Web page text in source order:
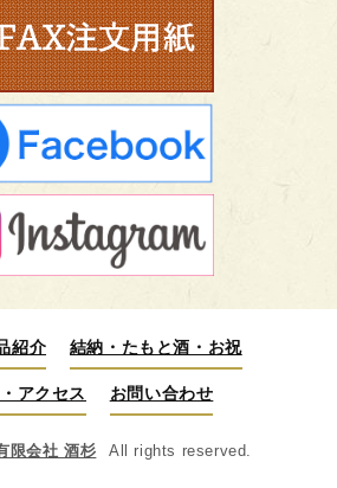
紹介 結納・たもと酒・お祝
アクセス お問い合わせ
限会社 酒杉 All rights reserved.